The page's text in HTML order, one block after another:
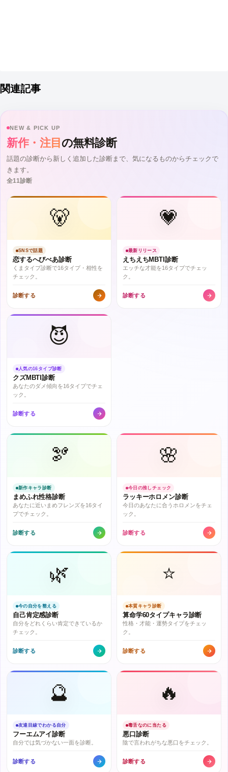
関連記事
NEW & PICK UP
新作・注目 の無料診断
話題の診断から新しく追加した診断まで、気になるものからチェックで
きます。
全11診断
🐻
SNSで話題
恋するへびべあ診断
くまタイプ診断で16タイプ・相性を
チェック。
診断する
💗
最新リリース
えちえちMBTI診断
エッチな才能を16タイプでチェッ
ク。
診断する
😈
人気の16タイプ診断
クズMBTI診断
あなたのダメ傾向を16タイプでチェ
ック。
診断する
🫘
新作キャラ診断
まめふれ性格診断
あなたに近いまめフレンズを16タイ
プでチェック。
診断する
🌸
今日の推しチェック
ラッキーホロメン診断
今日のあなたに合うホロメンをチェ
ック。
診断する
🌿
今の自分を整える
自己肯定感診断
自分をどれくらい肯定できているか
チェック。
診断する
⭐
本質キャラ診断
算命学60タイプキャラ診断
性格・才能・運勢タイプをチェッ
ク。
診断する
🔮
友達目線でわかる自分
フーエムアイ診断
自分では気づかない一面を診断。
診断する
🔥
毒舌なのに当たる
悪口診断
陰で言われがちな悪口をチェック。
診断する